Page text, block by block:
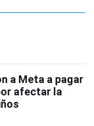
a Meta a pagar
afectar la